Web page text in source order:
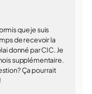
que je suis
de recevoir la
donné par CIC. Je
supplémentaire.
Ça pourrait